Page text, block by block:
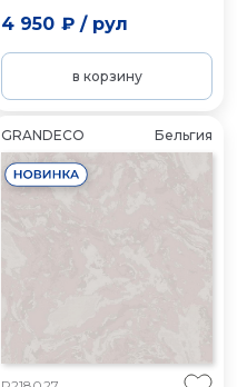
4 950 ₽/ рул
в корзину
GRANDECO Бельгия